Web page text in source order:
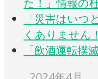
「災害はいつ
くありません
「飲酒運転撲